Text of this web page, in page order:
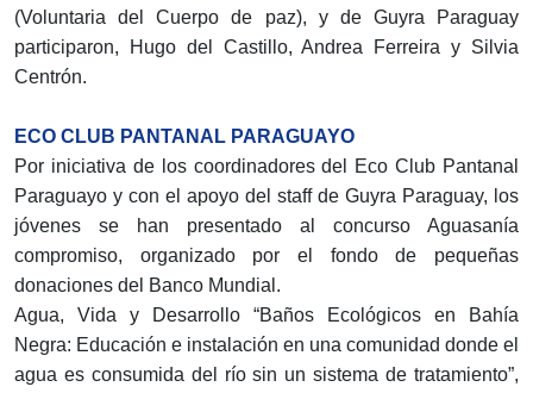
(Voluntaria del Cuerpo de paz), y de Guyra Paraguay
participaron, Hugo del Castillo, Andrea Ferreira y Silvia
Centrón.
ECO CLUB PANTANAL PARAGUAYO
Por iniciativa de los coordinadores del Eco Club Pantanal
Paraguayo y con el apoyo del staff de Guyra Paraguay, los
jóvenes se han presentado al concurso Aguasanía
compromiso, organizado por el fondo de pequeñas
donaciones del Banco Mundial.
Agua, Vida y Desarrollo “Baños Ecológicos en Bahía
Negra: Educación e instalación en una comunidad donde el
agua es consumida del río sin un sistema de tratamiento”,